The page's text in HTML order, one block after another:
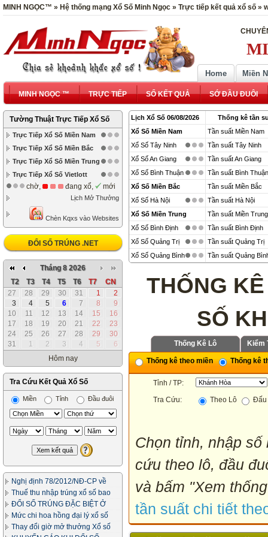
MINH NGỌC™ » Hệ thống mạng Xổ Số Minh Ngọc » Trực tiếp kết quả xổ số »
Home Miền
MINH NGỌC ™ TRỰC TIẾP SỔ KẾT QUẢ SỚ ĐẦU ĐUÔI
Tường Thuật Trực Tiếp Xổ Số
Trực Tiếp Xổ Số Miền Nam
Trực Tiếp Xổ Số Miền Bắc
Trực Tiếp Xổ Số Miền Trung
Trực Tiếp Xổ Số Vietlott
chờ, đang xổ, mới
Lịch Mở Thưởng
Chèn Kqxs vào Websites
ĐỔI SỐ TRÚNG .NET
Tháng 8 2026
T2
T3 T4 T5 T6 T7
CN
27
28 29 30 31 1
2
3
4 5 6 7 8
9
10
11 12 13 14 15
16
17
18 19 20 21 22
23
24
25 26 27 28 29
30
31
1 2 3 4 5
6
Hôm nay
Tra Cứu Kết Quả Xổ Số
Miền Tỉnh Đầu đuôi
Nghị định 78/2012/NĐ-CP về
kinh doanh xổ số
Thuế thu nhập trúng xổ số bao
nhiêu phần trăm?
ĐỔI SỐ TRÚNG ĐẶC BIỆT Ở
ĐÂU & THỦ TỤC NHƯ THẾ NÀO?
Mức chi hoa hồng đại lý xổ số
Thay đổi giờ mở thưởng Xổ số
Lịch Xổ Số 06/08/2026
Thống kê tần
Xổ Số Miền Nam
Tần suất Miền Nam
Xổ Số Tây Ninh
Tần suất Tây Ninh
Xổ Số An Giang
Tần suất An Giang
Xổ Số Bình Thuận
Tần suất Bình Thuận
Xổ Số Miền Bắc
Tần suất Miền Bắc
Xổ Số Hà Nội
Tần suất Hà Nội
Xổ Số Miền Trung
Tần suất Miền Trung
Xổ Số Bình Định
Tần suất Bình Định
Xổ Số Quảng Trị
Tần suất Quảng Trị
Xổ Số Quảng Bình
Tần suất Quảng
THỐNG
SỐ
Thống Kê Lô Kiểm
Thống kê theo miền Thống kê
Tỉnh / TP:
Tra Cứu:
Theo Lô Đấu
Chọn tỉnh, nhập
cứu theo lô, đầu
và bấm "Xem
tần suất chi tiết